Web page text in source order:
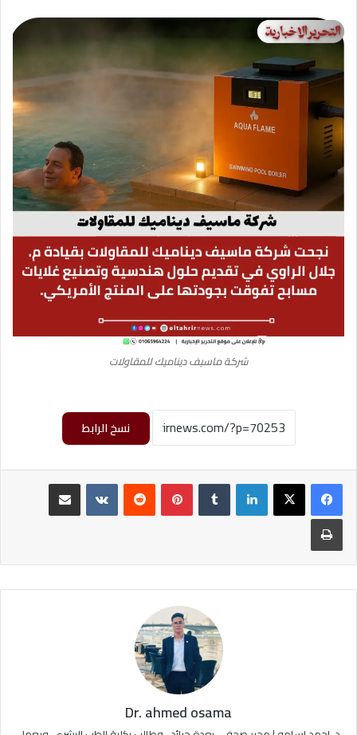
شركة ماسيف ديناميك للمقاولات
نسخ الرابط
لينكدإن بينتيريست
طباعة
Dr. ahmed osama